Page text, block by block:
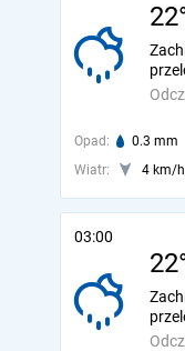
Opad: 0.3 mm
Wiatr:
4 km/h
03:00